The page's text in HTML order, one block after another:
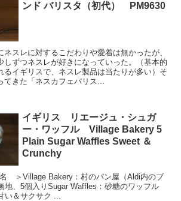
ンド バリスタ（初代） PM9630
ネスレに対するこだわりや愛着は無かったが、
しずつネスレが好きになっていった。（基本的
るイギリスで、ネスレ製品は当たりが多い）そ
てきた「ネスカフェバリス...
イギリス リエージュ・シュガ
ー・ワッフル Village Bakery 5
Plain Sugar Waffles Sweet ＆
Crunchy
＞Village Bakery：村のパン屋（Aldi内のブ
地、5個入りSugar Waffles：砂糖のワッフル
い＆サクサク ...